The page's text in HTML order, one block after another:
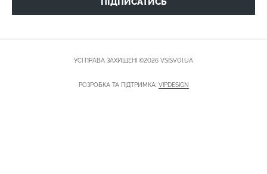
УСІ ПРАВА ЗАХИЩЕНІ ©2026 VSISVOI.UA
РОЗРОБКА ТА ПІДТРИМКА: VIPDESIGN